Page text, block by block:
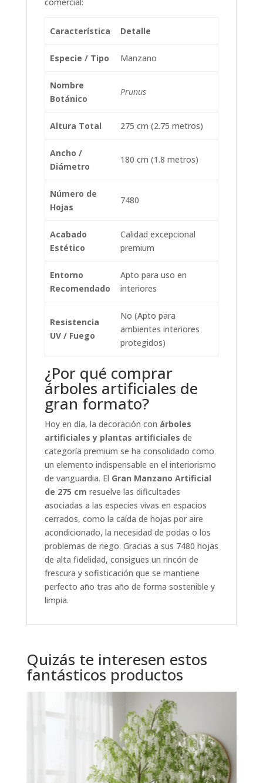
Característica Detalle
Especie / Tipo Manzano
Nombre
Botánico
Prunus
Altura Total 275 cm (2.75 metros)
Ancho /
Diámetro
180 cm (1.8 metros)
Número de
Hojas
7480
Acabado
Estético
Calidad excepcional
premium
Entorno
Recomendado
Apto para uso en
interiores
Resistencia
UV / Fuego
No (Apto para
ambientes interiores
protegidos)
¿Por qué comprar
árboles artificiales de
gran formato?
Hoy en día, la decoración con árboles
artificiales y plantas artificiales de
categoría premium se ha consolidado como
un elemento indispensable en el interiorismo
de vanguardia. El Gran Manzano Artificial
de 275 cm resuelve las dificultades
asociadas a las especies vivas en espacios
cerrados, como la caída de hojas por aire
acondicionado, la necesidad de podas o los
problemas de riego. Gracias a sus 7480 hojas
de alta fidelidad, consigues un rincón de
frescura y sofisticación que se mantiene
perfecto año tras año de forma sostenible y
limpia.
Quizás te interesen estos
fantásticos productos